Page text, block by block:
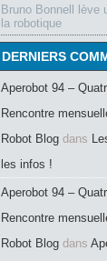
Bruno Bonnell lève
la robotique
DERNIERS
Aperobot 94 –
Rencontre
Robot Blog dans
les infos !
Aperobot 94 –
Rencontre
Robot Blog dans